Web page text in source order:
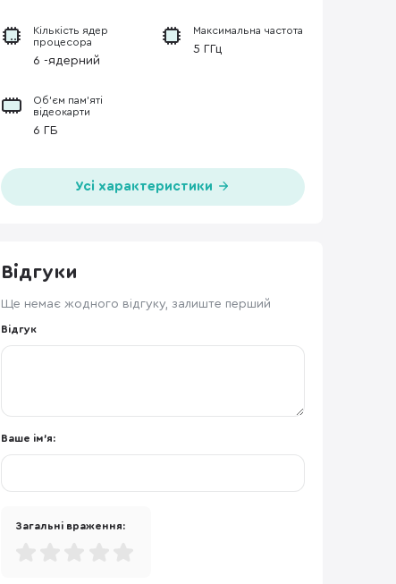
Кількість ядер
процесора
6 -ядерний
Максимальна частота
5 ГГц
Об’єм пам’яті
відеокарти
6 ГБ
Усі характеристики
Відгуки
Ще немає жодного відгуку, залиште перший
Відгук
Ваше ім'я:
Загальні враження: